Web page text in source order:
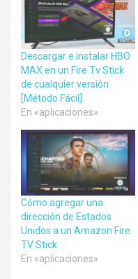
Descargar e instalar HBO
MAX en un Fire Tv Stick
de cualquier versión
[Método Fácil]
En «aplicaciones»
Cómo agregar una
dirección de Estados
Unidos a un Amazon Fire
TV Stick
En «aplicaciones»